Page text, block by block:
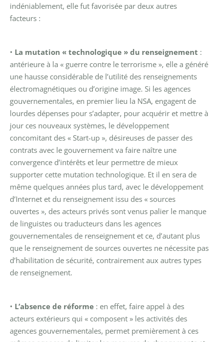
indéniablement, elle fut favorisée par deux autres
facteurs :
• La mutation « technologique » du renseignement :
antérieure à la « guerre contre le terrorisme », elle a généré
une hausse considérable de l’utilité des renseignements
électromagnétiques ou d’origine image. Si les agences
gouvernementales, en premier lieu la NSA, engagent de
lourdes dépenses pour s’adapter, pour acquérir et mettre à
jour ces nouveaux systèmes, le développement
concomitant des « Start-up », désireuses de passer des
contrats avec le gouvernement va faire naître une
convergence d’intérêts et leur permettre de mieux
supporter cette mutation technologique. Et il en sera de
même quelques années plus tard, avec le développement
d’Internet et du renseignement issu des « sources
ouvertes », des acteurs privés sont venus palier le manque
de linguistes ou traducteurs dans les agences
gouvernementales de renseignement et ce, d’autant plus
que le renseignement de sources ouvertes ne nécessite pas
d’habilitation de sécurité, contrairement aux autres types
de renseignement.
• L’absence de réforme : en effet, faire appel à des
acteurs extérieurs qui « composent » les activités des
agences gouvernementales, permet premièrement à ces